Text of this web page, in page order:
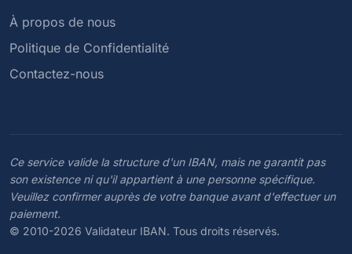
À propos de nous
Politique de Confidentialité
Contactez-nous
Ce service valide la structure d'un IBAN, mais ne garantit pas
son existence ni qu'il appartient à une personne spécifique.
Veuillez confirmer auprès de votre banque avant d'effectuer un
paiement.
© 2010-2026 Validateur IBAN. Tous droits réservés.